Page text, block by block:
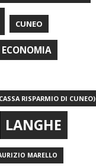
CUNEO
ECONOMIA
RISPARMIO DI CUNEO)
LANGHE
MARELLO